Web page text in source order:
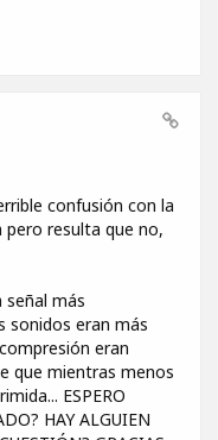
confusión con la
pero resulta que no,
señal más
sonidos eran más
eran
que mientras menos
ESPERO
HAY ALGUIEN